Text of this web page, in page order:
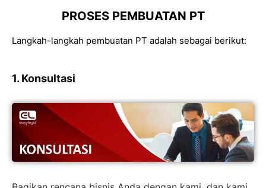
PROSES PEMBUATAN PT
Langkah-langkah pembuatan PT adalah sebagai berikut:
1. Konsultasi